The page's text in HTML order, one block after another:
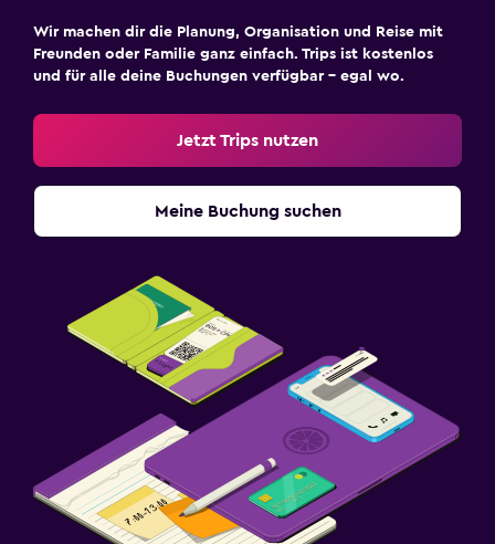
Wir machen dir die Planung, Organisation und Reise mit
Freunden oder Familie ganz einfach. Trips ist kostenlos
und für alle deine Buchungen verfügbar – egal wo.
Jetzt Trips nutzen
Meine Buchung suchen